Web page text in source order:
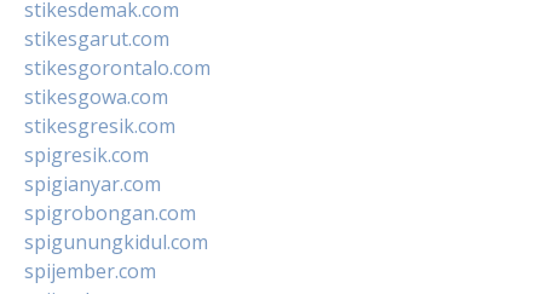
stikesdemak.com
stikesgarut.com
stikesgorontalo.com
stikesgowa.com
stikesgresik.com
spigresik.com
spigianyar.com
spigrobongan.com
spigunungkidul.com
spijember.com